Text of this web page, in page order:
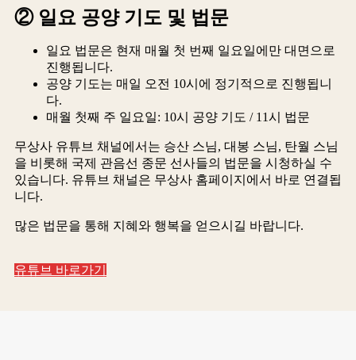
② 일요 공양 기도 및 법문
일요 법문은 현재 매월 첫 번째 일요일에만 대면으로
진행됩니다.
공양 기도는 매일 오전 10시에 정기적으로 진행됩니
다.
매월 첫째 주 일요일: 10시 공양 기도 / 11시 법문
무상사 유튜브 채널에서는 승산 스님, 대봉 스님, 탄월 스님
을 비롯해 국제 관음선 종문 선사들의 법문을 시청하실 수
있습니다. 유튜브 채널은 무상사 홈페이지에서 바로 연결됩
니다.
많은 법문을 통해 지혜와 행복을 얻으시길 바랍니다.
유튜브 바로가기